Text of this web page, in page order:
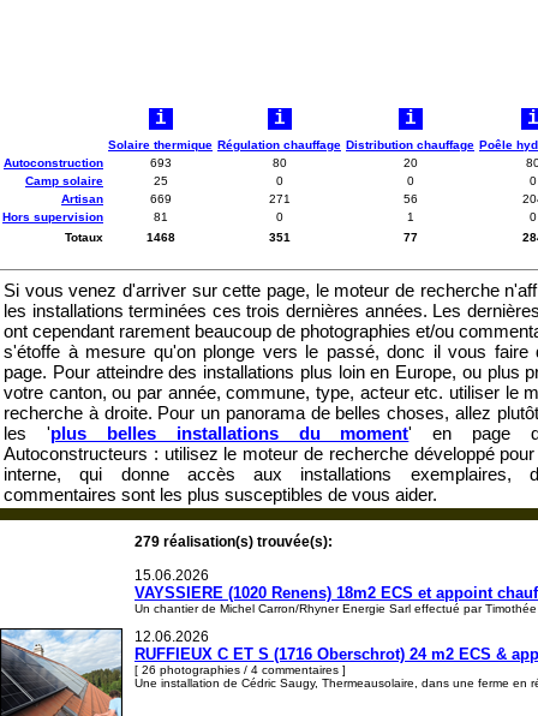
i i i i
Solaire thermique Régulation chauffage Distribution chauffage Poêle
Autoconstruction
693 80 20
Camp solaire
25 0 0
0
Artisan
669 271 56
Hors supervision
81 0 1
0
Totaux
1468 351 77
Si vous venez d'arriver sur cette page, le moteur de recherche
les installations terminées ces trois dernières années. Les
ont cependant rarement beaucoup de photographies et/ou
s'étoffe à mesure qu'on plonge vers le passé, donc il vous faire
page. Pour atteindre des installations plus loin en Europe, ou plus
votre canton, ou par année, commune, type, acteur etc. utiliser le
recherche à droite. Pour un panorama de belles choses, allez
les 'plus belles installations du moment' en page
Autoconstructeurs : utilisez le moteur de recherche développé
interne, qui donne accès aux installations exemplaires,
commentaires sont les plus susceptibles de vous aider.
279 réalisation(s) trouvée(s):
15.06.2026
VAYSSIERE (1020 Renens) 18m2 ECS et appoint
Un chantier de Michel Carron/Rhyner Energie Sarl effectué par
12.06.2026
RUFFIEUX C ET S (1716 Oberschrot) 24 m2 ECS &
[ 26 photographies / 4 commentaires ]
Une installation de Cédric Saugy, Thermeausolaire, dans une ferme en